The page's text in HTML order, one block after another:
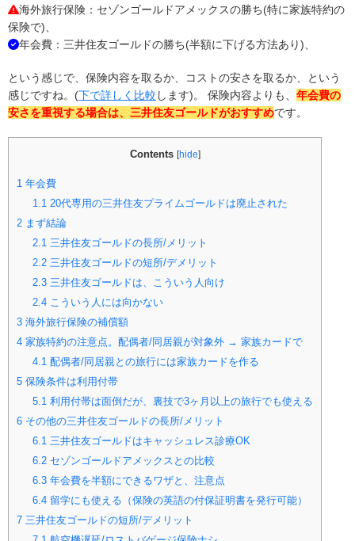
海外旅行保険：セゾンゴールドアメックスの勝ち(特に家族特約の
保険で)、
年会費：三井住友ゴールドの勝ち(半額に下げる方法あり)、
という感じで、保険内容を取るか、コストの安さを取るか、という
感じですね。(下で詳しく比較 します)。 保険内容よりも、 年会費の
安さを重視する場合は、三井住友ゴールドがおすすめです。
Contents [hide]
1 年会費
1.1 20代専用の三井住友プライムゴールドは廃止された
2 まず結論
2.1 三井住友ゴールドの長所/メリット
2.2三井住友ゴールドの短所/デメリット
2.3三井住友ゴールドは、こういう人向け
2.4こういう人には向かない
3 海外旅行保険の補償額
4 家族特約の注意点。配偶者/同居親が対象外 → 家族カードで
4.1 配偶者/同居親との旅行には家族カードを作る
5 保険条件は利用付帯
5.1 利用付帯は面倒だが、裏技で3ヶ月以上の旅行でも使える
6 その他の三井住友ゴールドの長所/メリット
6.1 三井住友ゴールドはキャッシュレス診療OK
6.2セゾンゴールドアメックスとの比較
6.3年会費を半額にできるワザと、注意点
6.4留学にも使える（保険の英語の付保証明書を発行可能）
7 三井住友ゴールドの短所/デメリット